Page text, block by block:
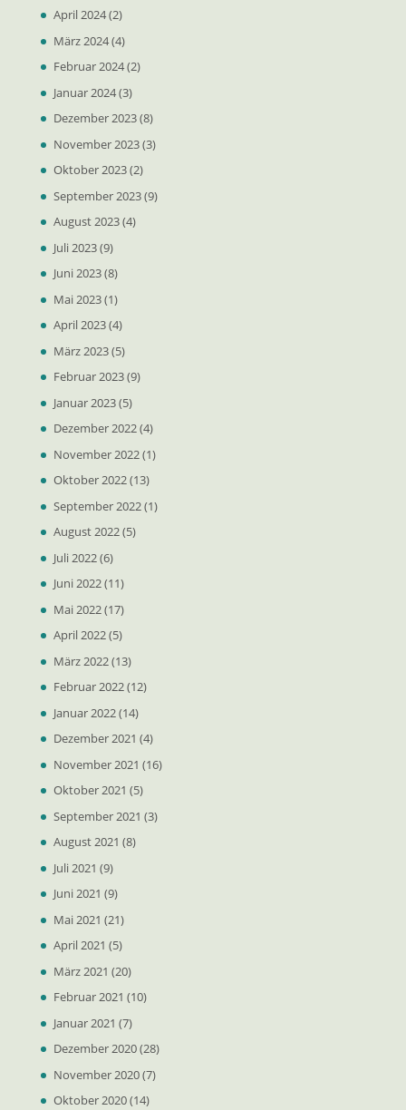
April 2024(2)
März 2024(4)
Februar 2024(2)
Januar 2024(3)
Dezember 2023(8)
November 2023(3)
Oktober 2023(2)
September 2023(9)
August 2023(4)
Juli 2023(9)
Juni 2023(8)
Mai 2023(1)
April 2023(4)
März 2023(5)
Februar 2023(9)
Januar 2023(5)
Dezember 2022(4)
November 2022(1)
Oktober 2022(13)
September 2022(1)
August 2022(5)
Juli 2022(6)
Juni 2022(11)
Mai 2022(17)
April 2022(5)
März 2022(13)
Februar 2022(12)
Januar 2022(14)
Dezember 2021 (4)
November 2021 (16)
Oktober 2021 (5)
September 2021 (3)
August 2021 (8)
Juli 2021 (9)
Juni 2021 (9)
Mai 2021 (21)
April 2021 (5)
März 2021 (20)
Februar 2021 (10)
Januar 2021 (7)
Dezember 2020(28)
November 2020(7)
Oktober 2020(14)